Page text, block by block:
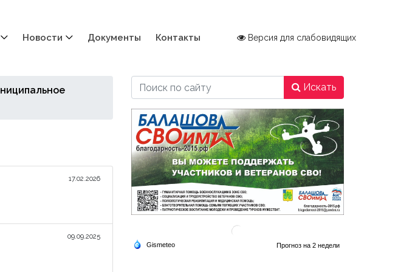
Новости Документы Контакты Версия для слабовидящих
17.02.2026
09.09.2025
Искать